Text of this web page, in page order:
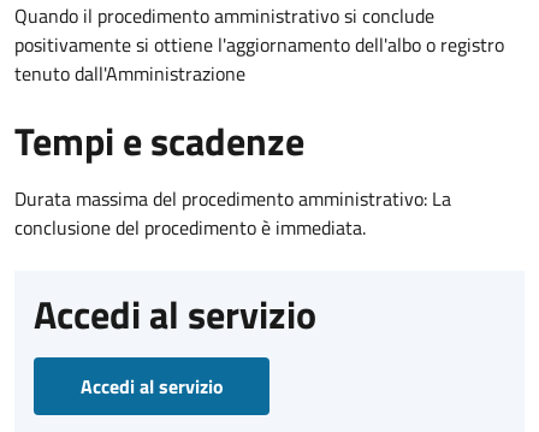
Quando il procedimento amministrativo si conclude
positivamente si ottiene l'aggiornamento dell'albo o registro
tenuto dall'Amministrazione
Tempi e scadenze
Durata massima del procedimento amministrativo: La
conclusione del procedimento è immediata.
Accedi al servizio
Accedi al servizio